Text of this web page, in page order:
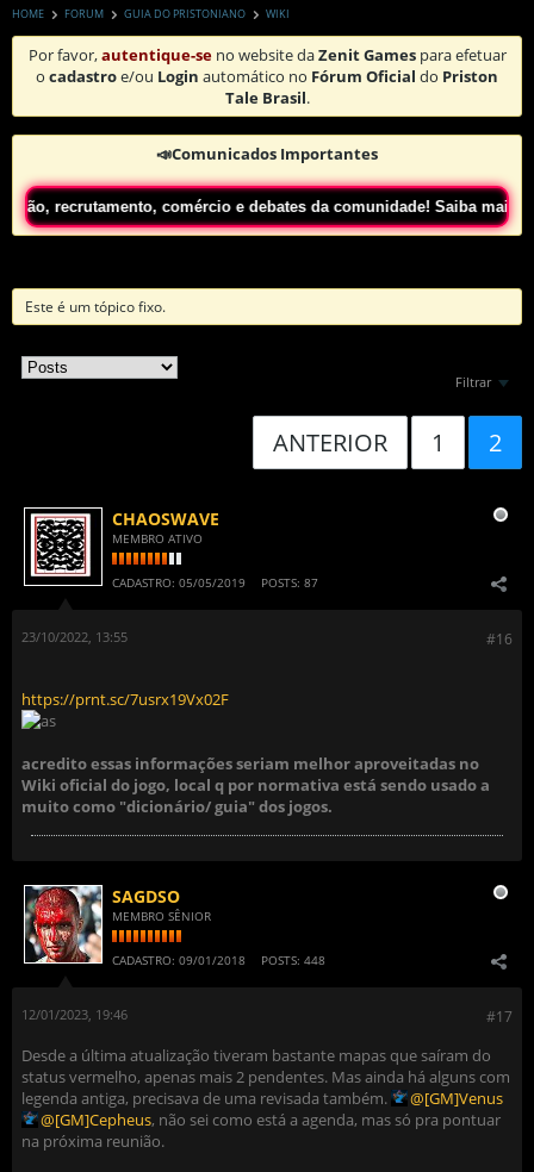
HOME FORUM GUIA DO PRISTONIANO WIKI
Por favor,autentique-seno website daZenit Gamespara efetuar
o cadastroe/ou Login automático no Fórum Oficial do Priston
Tale Brasil.
📣Comunicados Importantes
comércio e debates da comunidade! Saiba maisClicando Aqui!
Este é um tópico fixo.
Filtrar
ANTERIOR 1 2
CHAOSWAVE
MEMBRO ATIVO
CADASTRO: 05/05/2019 POSTS: 87
#16
23/10/2022, 13:55
https://prnt.sc/7usrx19Vx02F
acredito essas informações seriam melhor aproveitadas no
Wiki oficial do jogo, local q por normativa está sendo usado a
muito como "dicionário/ guia" dos jogos.
SAGDSO
MEMBRO SÊNIOR
CADASTRO: 09/01/2018 POSTS: 448
#17
12/01/2023, 19:46
Desde a última atualização tiveram bastante mapas que saíram do
status vermelho, apenas mais 2 pendentes. Mas ainda há alguns com
legenda antiga, precisava de uma revisada também.
[GM]Venus
[GM]Cepheus, não sei como está a agenda, mas só pra pontuar
na próxima reunião.